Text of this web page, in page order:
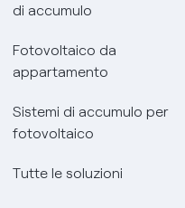
di accumulo
Fotovoltaico da
appartamento
Sistemi di accumulo per
fotovoltaico
Tutte le soluzioni